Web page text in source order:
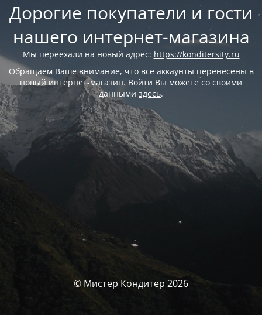
Дорогие покупатели и гости
нашего интернет-магазина
Мы переехали на новый адрес: https://konditersity.ru
Обращаем Ваше внимание, что все аккаунты перенесены в
новый интернет-магазин. Войти Вы можете со своими
данными здесь.
© Мистер Кондитер 2026